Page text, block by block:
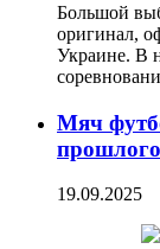
Большой
оригинал,
Украине. В
Мяч
19.09.2025